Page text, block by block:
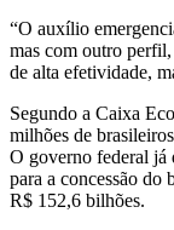
“O auxílio
mas com outro
de alta efetividade,
Segundo a Caixa
milhões de
O governo federal já
para a concessão do
R$ 152,6 bilhões.